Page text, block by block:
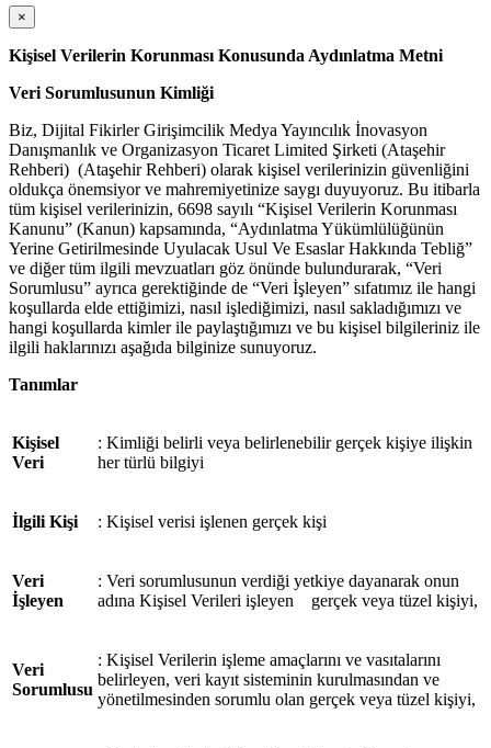
×
Kişisel Verilerin Korunması Konusunda Aydınlatma Metni
Veri Sorumlusunun Kimliği
Biz, Dijital Fikirler Girişimcilik Medya Yayıncılık İnovasyon
Danışmanlık ve Organizasyon Ticaret Limited Şirketi (Ataşehir
Rehberi) (Ataşehir Rehberi) olarak kişisel verilerinizin güvenliğini
oldukça önemsiyor ve mahremiyetinize saygı duyuyoruz. Bu itibarla
tüm kişisel verilerinizin, 6698 sayılı “Kişisel Verilerin Korunması
Kanunu” (Kanun) kapsamında, “Aydınlatma Yükümlülüğünün
Yerine Getirilmesinde Uyulacak Usul Ve Esaslar Hakkında Tebliğ”
ve diğer tüm ilgili mevzuatları göz önünde bulundurarak, “Veri
Sorumlusu” ayrıca gerektiğinde de “Veri İşleyen” sıfatımız ile hangi
koşullarda elde ettiğimizi, nasıl işlediğimizi, nasıl sakladığımızı ve
hangi koşullarda kimler ile paylaştığımızı ve bu kişisel bilgileriniz ile
ilgili haklarınızı aşağıda bilginize sunuyoruz.
Tanımlar
Kişisel
Veri
: Kimliği belirli veya belirlenebilir gerçek kişiye ilişkin
her türlü bilgiyi
İlgili Kişi : Kişisel verisi işlenen gerçek kişi
Veri
İşleyen
: Veri sorumlusunun verdiği yetkiye dayanarak onun
adına Kişisel Verileri işleyen
gerçek veya tüzel kişiyi,
Veri
Sorumlusu
: Kişisel Verilerin işleme amaçlarını ve vasıtalarını
belirleyen, veri kayıt sisteminin kurulmasından ve
yönetilmesinden sorumlu olan gerçek veya tüzel kişiyi,